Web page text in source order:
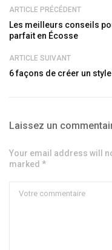
ARTICLE PRÉCÉDENT
Les meilleurs conseils
parfait en Écosse
ARTICLE SUIVANT
6 façons de créer un
Laissez un
Your email address will
marked *